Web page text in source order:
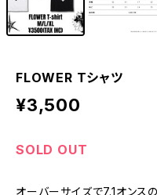
FLOWER Tシャツ
¥3,500
SOLD OUT
オーバーサイズで7.1オンス